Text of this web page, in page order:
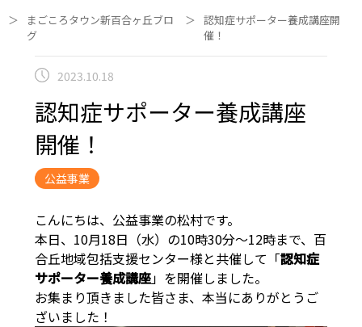
＞
まごころタウン新百合ヶ丘ブロ
グ
＞ 認知症サポーター養成講座開
催！
2023.10.18
認知症サポーター養成講座
開催！
公益事業
こんにちは、公益事業の松村です。
本日、10月18日（水）の10時30分～12時まで、百
合丘地域包括支援センター様と共催して「認知症
サポーター養成講座」を開催しました。
お集まり頂きました皆さま、本当にありがとうご
ざいました！